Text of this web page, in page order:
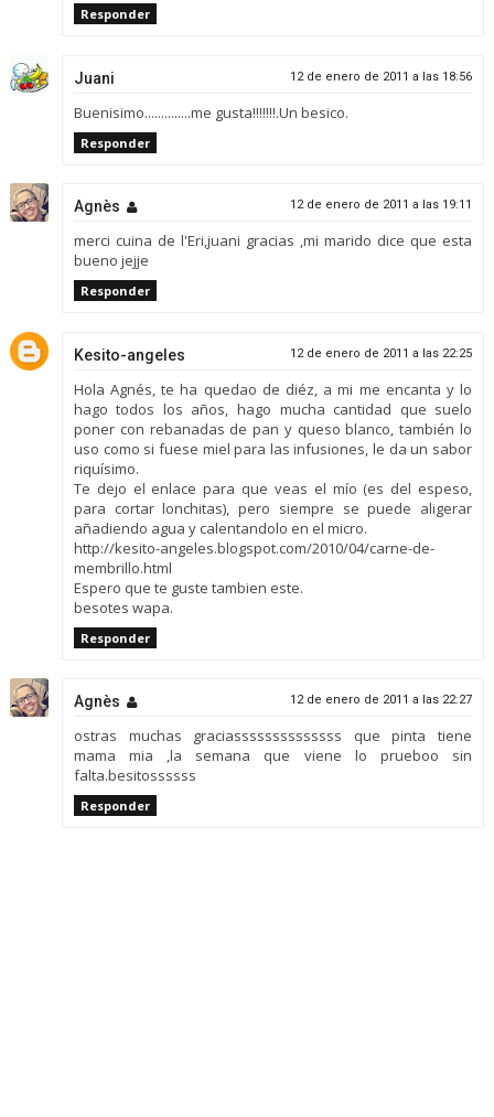
Responder
Juani 12 de enero de 2011 a las 18:56
Buenisimo..............me gusta!!!!!!!.Un besico.
Responder
Agnès 12 de enero de 2011 a las 19:11
merci cuina de l'Eri,juani gracias ,mi marido dice que esta
bueno jejje
Responder
Kesito-angeles 12 de enero de 2011 a las 22:25
Hola Agnés, te ha quedao de diéz, a mi me encanta y lo
hago todos los años, hago mucha cantidad que suelo
poner con rebanadas de pan y queso blanco, también lo
uso como si fuese miel para las infusiones, le da un sabor
riquísimo.
Te dejo el enlace para que veas el mío (es del espeso,
para cortar lonchitas), pero siempre se puede aligerar
añadiendo agua y calentandolo en el micro.
http://kesito-angeles.blogspot.com/2010/04/carne-de-
membrillo.html
Espero que te guste tambien este.
besotes wapa.
Responder
Agnès 12 de enero de 2011 a las 22:27
ostras muchas graciassssssssssssss que pinta tiene
mama mia ,la semana que viene lo prueboo sin
falta.besitossssss
Responder